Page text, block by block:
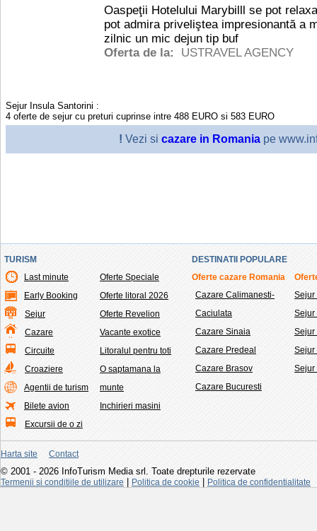
Oaspeţii Hotelului Marybilll se pot
pot admira priveliştea impresionantă a
zilnic un mic dejun tip buf
Oferta de la:
USTRAVEL AGENCY
Sejur Insula Santorini :
4 oferte de sejur cu preturi cuprinse intre 488 EURO si 583 EURO
! Vezi si cazare in Romania pe
TURISM
Last minute
Early Booking
Sejur
Cazare
Circuite
Croaziere
Agentii de turism
Bilete avion
Excursii de o zi
Oferte Speciale
Oferte litoral 2026
Oferte Revelion
Vacante exotice
Litoralul pentru toti
O saptamana la
munte
Inchirieri masini
DESTINATII POPULARE
Oferte cazare Romania
Cazare Calimanesti-
Caciulata
Cazare Sinaia
Cazare Predeal
Cazare Brasov
Cazare Bucuresti
Sejur
Sejur
Sejur
Sejur
Sejur
Harta site Contact
© 2001 - 2026 InfoTurism Media srl. Toate drepturile rezervate
Termenii si conditiile de utilizare Politica de cookie Politica de confidentialitate